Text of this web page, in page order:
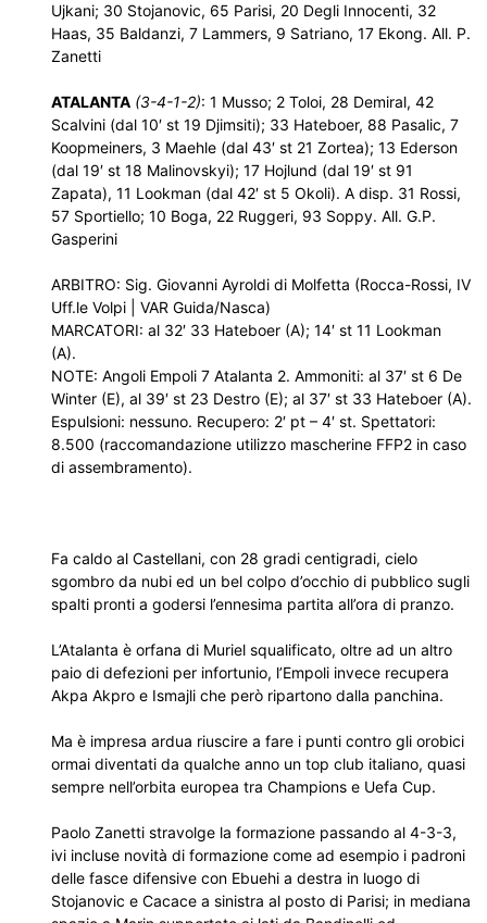
Ujkani; 30 Stojanovic, 65 Parisi, 20 Degli Innocenti, 32
Haas, 35 Baldanzi, 7 Lammers, 9 Satriano, 17 Ekong. All. P.
Zanetti
ATALANTA (3-4-1-2): 1 Musso; 2 Toloi, 28 Demiral, 42
Scalvini (dal 10′ st 19 Djimsiti); 33 Hateboer, 88 Pasalic, 7
Koopmeiners, 3 Maehle (dal 43′ st 21 Zortea); 13 Ederson
(dal 19′ st 18 Malinovskyi); 17 Hojlund (dal 19′ st 91
Zapata), 11 Lookman (dal 42′ st 5 Okoli). A disp. 31 Rossi,
57 Sportiello; 10 Boga, 22 Ruggeri, 93 Soppy. All. G.P.
Gasperini
ARBITRO: Sig. Giovanni Ayroldi di Molfetta (Rocca-Rossi, IV
Uff.le Volpi | VAR Guida/Nasca)
MARCATORI: al 32′ 33 Hateboer (A); 14′ st 11 Lookman
(A).
NOTE: Angoli Empoli 7 Atalanta 2. Ammoniti: al 37′ st 6 De
Winter (E), al 39′ st 23 Destro (E); al 37′ st 33 Hateboer (A).
Espulsioni: nessuno. Recupero: 2′ pt – 4′ st. Spettatori:
8.500 (raccomandazione utilizzo mascherine FFP2 in caso
di assembramento).
Fa caldo al Castellani, con 28 gradi centigradi, cielo
sgombro da nubi ed un bel colpo d’occhio di pubblico sugli
spalti pronti a godersi l’ennesima partita all’ora di pranzo.
L’Atalanta è orfana di Muriel squalificato, oltre ad un altro
paio di defezioni per infortunio, l’Empoli invece recupera
Akpa Akpro e Ismajli che però ripartono dalla panchina.
Ma è impresa ardua riuscire a fare i punti contro gli orobici
ormai diventati da qualche anno un top club italiano, quasi
sempre nell’orbita europea tra Champions e Uefa Cup.
Paolo Zanetti stravolge la formazione passando al 4-3-3,
ivi incluse novità di formazione come ad esempio i padroni
delle fasce difensive con Ebuehi a destra in luogo di
Stojanovic e Cacace a sinistra al posto di Parisi; in mediana